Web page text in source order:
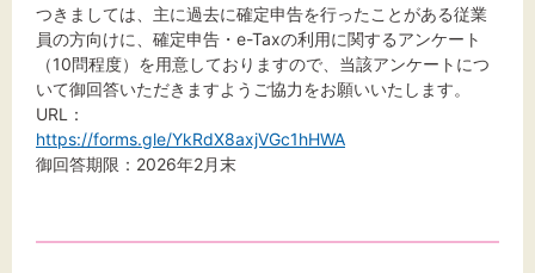
つきましては、主に過去に確定申告を行ったことがある従業
員の方向けに、確定申告・e-Taxの利用に関するアンケート
（10問程度）を用意しておりますので、当該アンケートにつ
いて御回答いただきますようご協力をお願いいたします。
URL：
https://forms.gle/YkRdX8axjVGc1hHWA
御回答期限：2026年2月末